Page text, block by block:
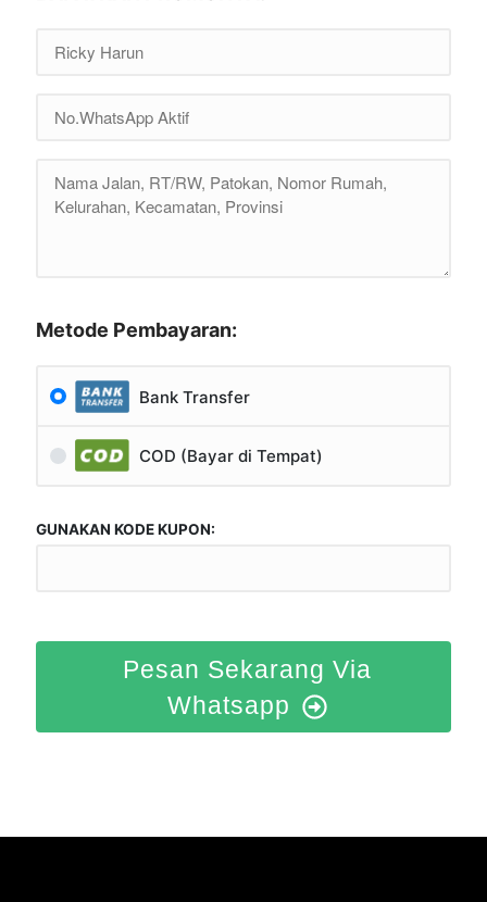
Metode Pembayaran:
Bank Transfer
COD (Bayar di Tempat)
GUNAKAN KODE KUPON:
Pesan Sekarang Via
Whatsapp